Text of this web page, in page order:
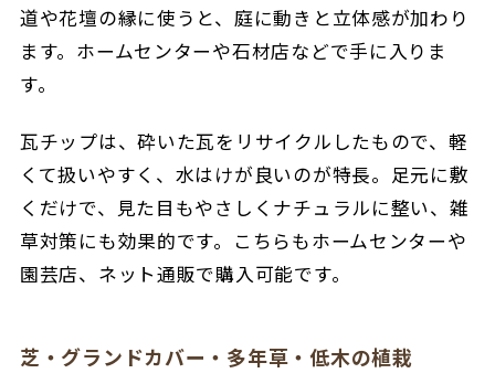
道や花壇の縁に使うと、庭に動きと立体感が加わり
ます。ホームセンターや石材店などで手に入りま
す。
瓦チップは、砕いた瓦をリサイクルしたもので、軽
くて扱いやすく、水はけが良いのが特長。足元に敷
くだけで、見た目もやさしくナチュラルに整い、雑
草対策にも効果的です。こちらもホームセンターや
園芸店、ネット通販で購入可能です。
芝・グランドカバー・多年草・低木の植栽